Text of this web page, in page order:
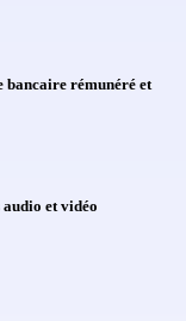
bancaire rémunéré et
audio et vidéo